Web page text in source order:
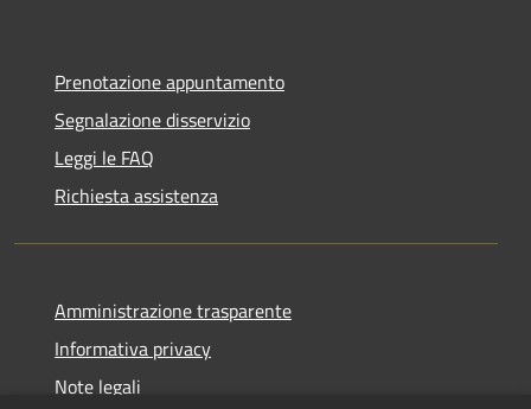
Prenotazione appuntamento
Segnalazione disservizio
Leggi le FAQ
Richiesta assistenza
Amministrazione trasparente
Informativa privacy
Note legali